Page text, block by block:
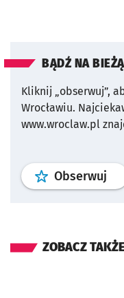
BĄDŹ NA
Kliknij „obserwuj”,
Wrocławiu.
www.wroclaw.pl
Obserwuj
ZOBACZ TAKŻE